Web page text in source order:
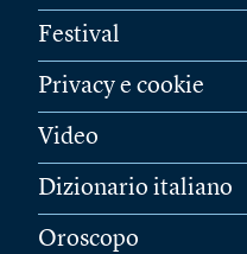
Festival
Privacy e cookie
Video
Dizionario italiano
Oroscopo